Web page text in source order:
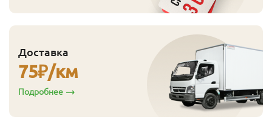
Доставка
75₽/км
Подробнее